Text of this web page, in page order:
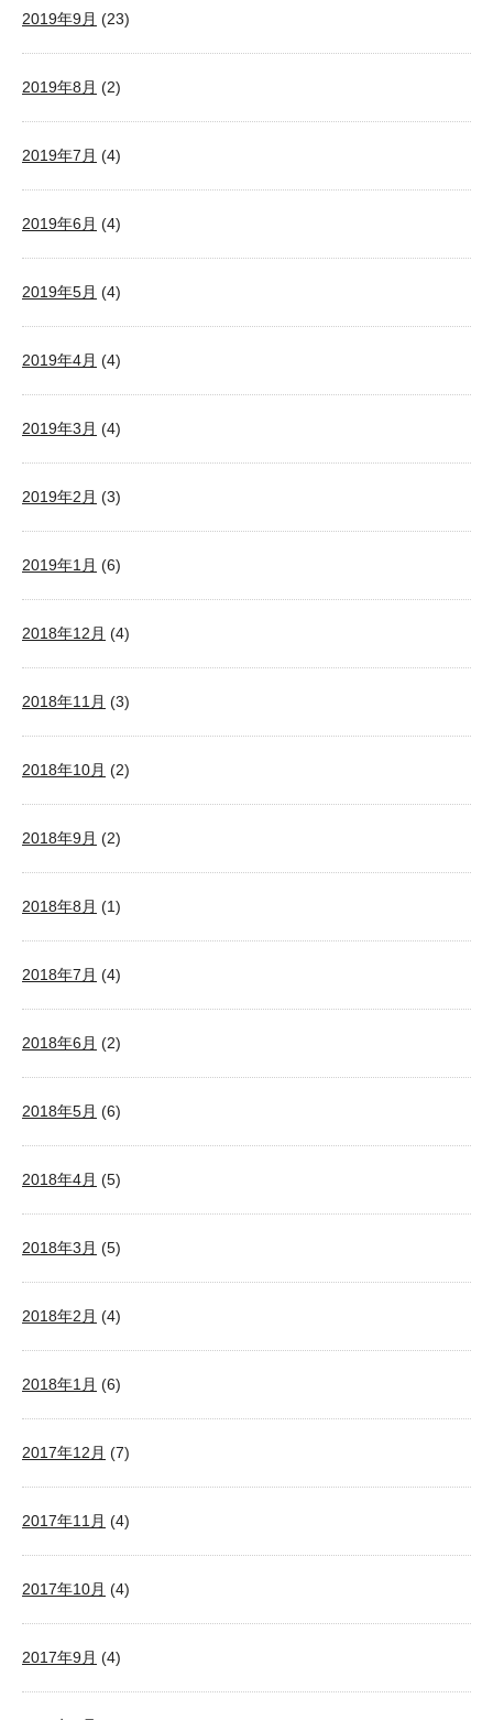
2019年9月 (23)
2019年8月 (2)
2019年7月 (4)
2019年6月 (4)
2019年5月 (4)
2019年4月 (4)
2019年3月 (4)
2019年2月 (3)
2019年1月 (6)
2018年12月 (4)
2018年11月 (3)
2018年10月 (2)
2018年9月 (2)
2018年8月 (1)
2018年7月 (4)
2018年6月 (2)
2018年5月 (6)
2018年4月 (5)
2018年3月 (5)
2018年2月 (4)
2018年1月 (6)
2017年12月 (7)
2017年11月 (4)
2017年10月 (4)
2017年9月 (4)